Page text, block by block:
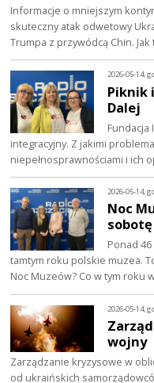
Informacje o mniejszym
skuteczny atak odwetowy
Trumpa z przywódcą Chin. Jak
2026-05-14,
Piknik
Dalej
integracyjny. Z jakimi
niepełnosprawnościami i ich
2026-05-14,
Noc
sobotę
Ponad
tamtym roku polskie muzea.
Noc Muzeów? Co w tym roku
2026-05-14,
wojny
Zarządzanie kryzysowe w
od ukraińskich